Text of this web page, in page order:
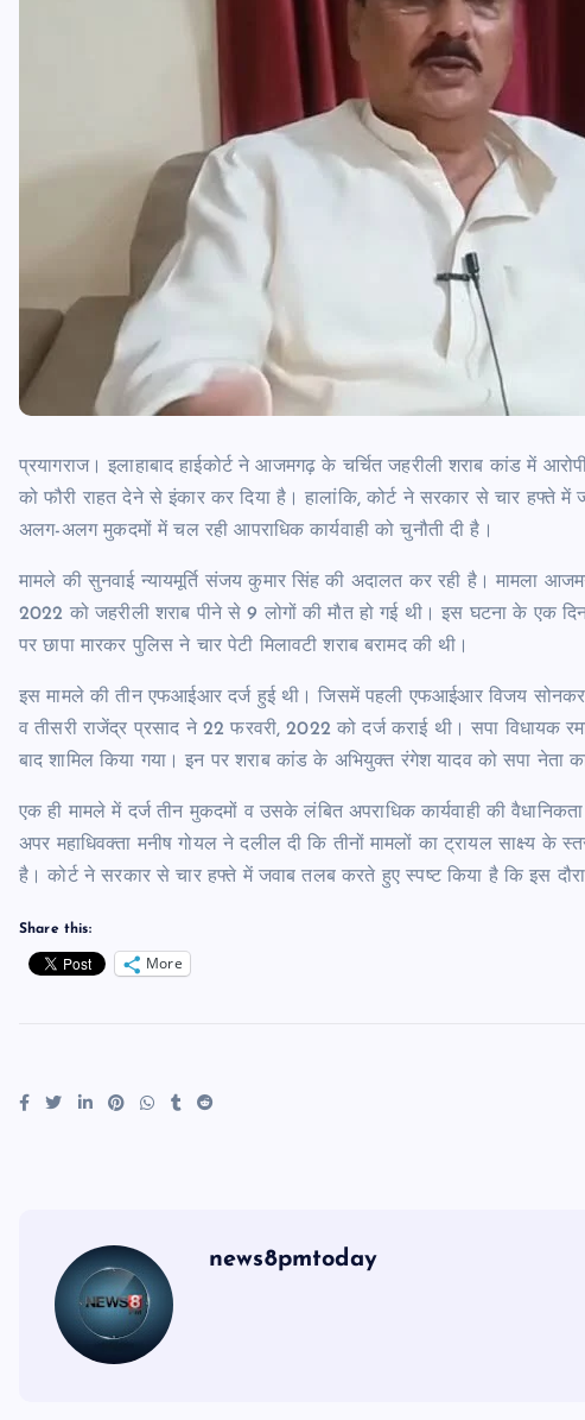
प्रयागराज। इलाहाबाद हाईकोर्ट ने आजमगढ़ के चर्चित जहरीली शराब कांड में
को फौरी राहत देने से इंकार कर दिया है। हालांकि, कोर्ट ने सरकार से चार हफ्ते
अलग-अलग मुकदमों में चल रही आपराधिक कार्यवाही को चुनौती दी है।
मामले की सुनवाई न्यायमूर्ति संजय कुमार सिंह की अदालत कर रही है। मामला
2022 को जहरीली शराब पीने से 9 लोगों की मौत हो गई थी। इस घटना के एक
पर छापा मारकर पुलिस ने चार पेटी मिलावटी शराब बरामद की थी।
इस मामले की तीन एफआईआर दर्ज हुई थी। जिसमें पहली एफआईआर विजय
व तीसरी राजेंद्र प्रसाद ने 22 फरवरी, 2022 को दर्ज कराई थी। सपा विधायक
बाद शामिल किया गया। इन पर शराब कांड के अभियुक्त रंगेश यादव को सपा नेता
एक ही मामले में दर्ज तीन मुकदमों व उसके लंबित अपराधिक कार्यवाही की
अपर महाधिवक्ता मनीष गोयल ने दलील दी कि तीनों मामलों का ट्रायल साक्ष्य के
है। कोर्ट ने सरकार से चार हफ्ते में जवाब तलब करते हुए स्पष्ट किया है कि इस दौरान
Share this:
More
news8pmtoday